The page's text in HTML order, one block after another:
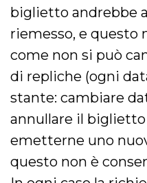
biglietto andrebbe
riemesso, e questo
come non si può
di repliche (ogni
stante: cambiare
annullare il biglietto
emetterne uno
questo non è